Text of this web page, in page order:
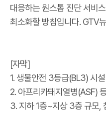
대응하는 원스톱 진단 서비
최소화할 방침입니다. GTV
[자막]
1. 생물안전 3등급(BL3) 시
2. 아프리카돼지열병(ASF)
3. 지하 1층~지상 3층 규모,